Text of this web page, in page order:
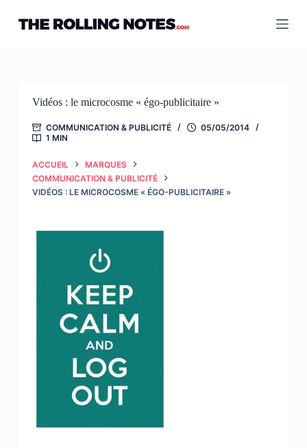
contenu
Vidéos : le microcosme « égo-publicitaire »
COMMUNICATION & PUBLICITÉ
05/05/2014
1 MIN
ACCUEIL
MARQUES
COMMUNICATION & PUBLICITÉ
VIDÉOS : LE MICROCOSME « ÉGO-PUBLICITAIRE »